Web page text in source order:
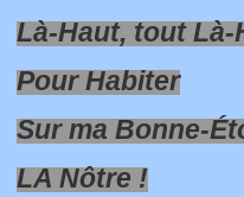
Là-Haut, tout Là-
Pour Habiter
Sur ma Bonne-
LA Nôtre !